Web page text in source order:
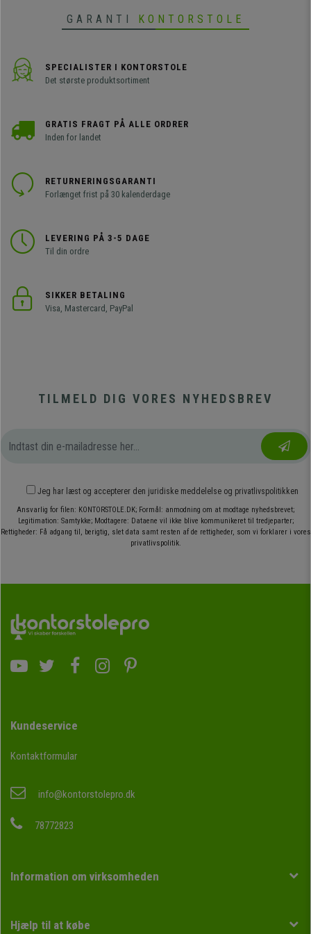
GARANTI KONTORSTOLE
SPECIALISTER I KONTORSTOLE
Det største produktsortiment
GRATIS FRAGT PÅ ALLE ORDRER
Inden for landet
RETURNERINGSGARANTI
Forlænget frist på 30 kalenderdage
LEVERING PÅ 3-5 DAGE
Til din ordre
SIKKER BETALING
Visa, Mastercard, PayPal
TILMELD DIG VORES NYHEDSBREV
Jeg har læst og accepterer den juridiske meddelelse og privatlivspolitikken
Ansvarlig for filen: KONTORSTOLE.DK; Formål: anmodning om at modtage nyhedsbrevet;
Legitimation: Samtykke; Modtagere: Dataene vil ikke blive kommunikeret til tredjeparter;
Rettigheder: Få adgang til, berigtig, slet data samt resten af de rettigheder, som vi forklarer i vores
privatlivspolitik.
Kundeservice
Kontaktformular
info@kontorstolepro.dk
78772823
Information om virksomheden
Hjælp til at købe